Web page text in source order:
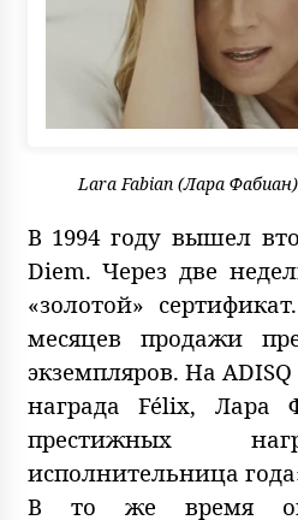
Lara Fabian (Лара
В 1994 году вышел
Diem. Через две
«золотой»
месяцев продажи
экземпляров. На
награда Félix, Лара
престижных
исполнительница
В то же время